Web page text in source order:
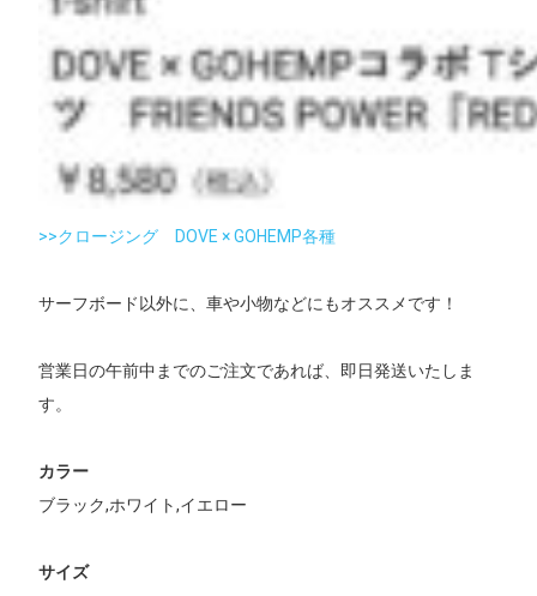
>>クロージング DOVE × GOHEMP各種
サーフボード以外に、車や小物などにもオススメです！
営業日の午前中までのご注文であれば、即日発送いたしま
す。
カラー
ブラック,ホワイト,イエロー
サイズ